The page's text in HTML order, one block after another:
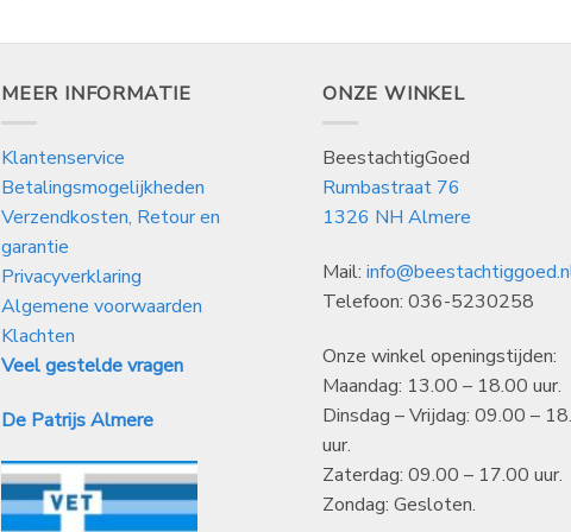
MEER INFORMATIE
Klantenservice
Betalingsmogelijkheden
Verzendkosten, Retour en
garantie
Privacyverklaring
Algemene voorwaarden
Klachten
Veel gestelde vragen
De Patrijs Almere
ONZE WINKEL
BeestachtigGoed
Rumbastraat 76
1326 NH Almere
Mail:
Telefoon: 036-5230258
Onze winkel openingstijden:
Maandag: 13.00 – 18.00 uur.
Dinsdag – Vrijdag: 09.00 –
uur.
Zaterdag: 09.00 – 17.00 uur.
Zondag: Gesloten.